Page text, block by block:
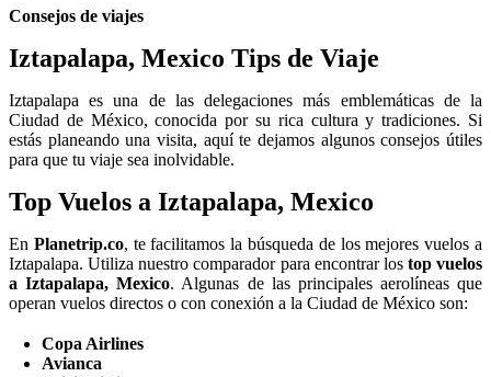
Consejos de viajes
Iztapalapa, Mexico Tips de Viaje
Iztapalapa es una de las delegaciones más emblemáticas de la
Ciudad de México, conocida por su rica cultura y tradiciones. Si
estás planeando una visita, aquí te dejamos algunos consejos útiles
para que tu viaje sea inolvidable.
Top Vuelos a Iztapalapa, Mexico
En Planetrip.co, te facilitamos la búsqueda de los mejores vuelos a
Iztapalapa. Utiliza nuestro comparador para encontrar los top vuelos
a Iztapalapa, Mexico. Algunas de las principales aerolíneas que
operan vuelos directos o con conexión a la Ciudad de México son:
Copa Airlines
Avianca